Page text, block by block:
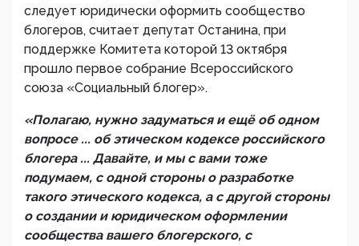
следует юридически оформить сообщество
блогеров, считает депутат Останина, при
поддержке Комитета которой 13 октября
прошло первое собрание Всероссийского
союза «Социальный блогер».
«Полагаю, нужно задуматься и ещё об одном
вопросе ... об этическом кодексе российского
блогера ... Давайте, и мы с вами тоже
подумаем, с одной стороны о разработке
такого этического кодекса, а с другой стороны
о создании и юридическом оформлении
сообщества вашего блогерского, с